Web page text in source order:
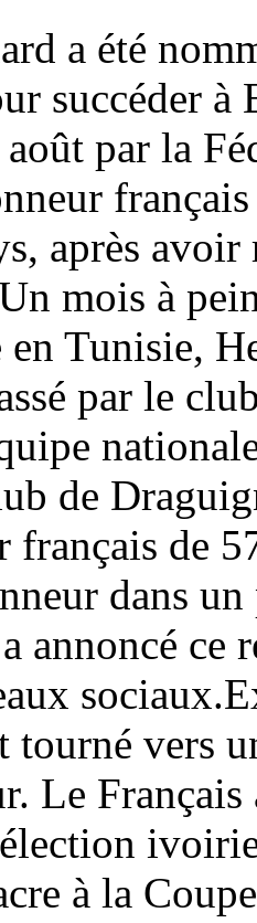
a été
succéder à
par la
après
mois à
en Tunisie,
par le
de
français de
dans
annoncé ce
tourné vers
Le
à la